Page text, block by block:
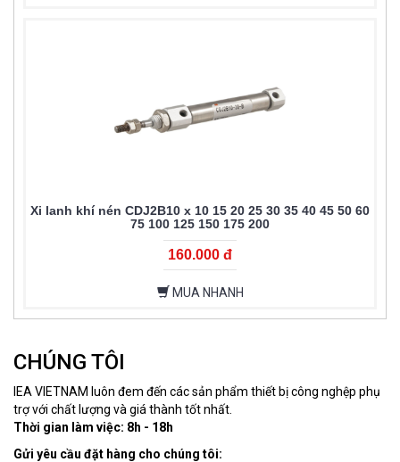
Xi lanh khí nén CDJ2B10 x 10 15 20 25 30 35 40 45 50 60
75 100 125 150 175 200
160.000 đ
MUA NHANH
CHÚNG TÔI
IEA VIETNAM luôn đem đến các sản phẩm thiết bị công nghệp phụ
trợ với chất lượng và giá thành tốt nhất.
Thời gian làm việc: 8h - 18h
Gửi yêu cầu đặt hàng cho chúng tôi: